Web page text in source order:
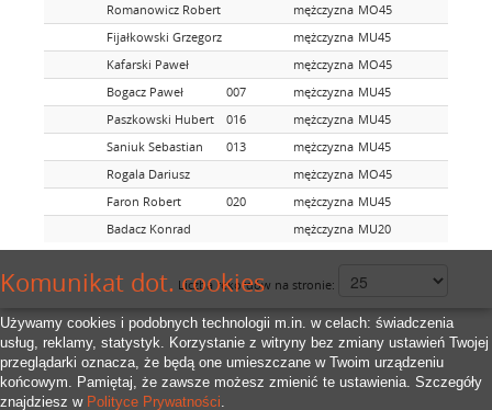
Komunikat dot. cookies
Używamy cookies i podobnych technologii m.in. w celach: świadczenia
usług, reklamy, statystyk. Korzystanie z witryny bez zmiany ustawień Twojej
przeglądarki oznacza, że będą one umieszczane w Twoim urządzeniu
końcowym. Pamiętaj, że zawsze możesz zmienić te ustawienia. Szczegóły
znajdziesz w Polityce Prywatności.
Romanowicz Robert
mężczyzna MO45
Fijałkowski Grzegorz
mężczyzna MU45
Kafarski Paweł
mężczyzna MO45
Bogacz Paweł
007 mężczyzna MU45
Paszkowski Hubert
016 mężczyzna MU45
Saniuk Sebastian
013 mężczyzna MU45
Rogala Dariusz
mężczyzna MO45
Faron Robert
020 mężczyzna MU45
Badacz Konrad
mężczyzna MU20
Liczba rekordów na stronie: